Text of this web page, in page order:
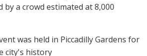
by a crowd estimated at 8,000